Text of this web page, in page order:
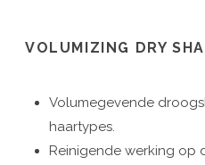
VOLUMIZING DRY
Volumegevende
haartypes.
Reinigende werking op